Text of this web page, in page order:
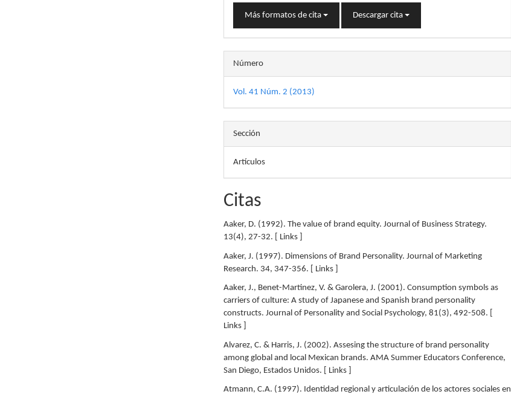
Más formatos de cita Descargar cita
Número
Vol. 41 Núm. 2 (2013)
Sección
Artículos
Citas
Aaker, D. (1992). The value of brand equity. Journal of Business Strategy.
13(4), 27-32. [ Links ]
Aaker, J. (1997). Dimensions of Brand Personality. Journal of Marketing
Research. 34, 347-356. [ Links ]
Aaker, J., Benet-Martinez, V. & Garolera, J. (2001). Consumption symbols as
carriers of culture: A study of Japanese and Spanish brand personality
constructs. Journal of Personality and Social Psychology, 81(3), 492-508. [
Links ]
Alvarez, C. & Harris, J. (2002). Assesing the structure of brand personality
among global and local Mexican brands. AMA Summer Educators Conference,
San Diego, Estados Unidos. [ Links ]
Atmann, C.A. (1997). Identidad regional y articulación de los actores sociales en